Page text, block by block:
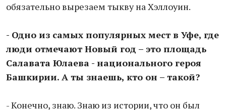
обязательно вырезаем тыкву на Хэллоуин.
- Одно из самых популярных мест в Уфе, где
люди отмечают Новый год – это площадь
Салавата Юлаева - национального героя
Башкирии. А ты знаешь, кто он – такой?
- Конечно, знаю. Знаю из истории, что он был